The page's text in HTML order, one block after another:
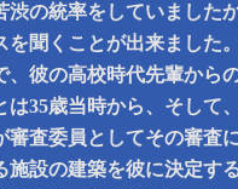
渋の統率をしていました
を聞くことが出来ました
、彼の高校時代先輩から
は35歳当時から、そして
審査委員としてその審査
施設の建築を彼に決定す